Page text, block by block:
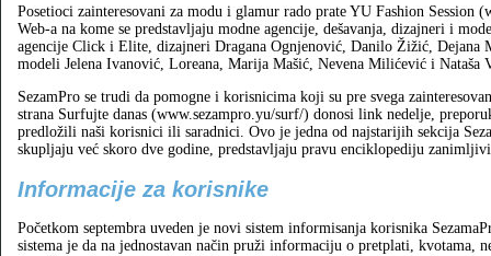
Posetioci zainteresovani za modu i glamur rado prate YU Fashion Session
Web-a na kome se predstavljaju modne agencije, dešavanja, dizajneri i
agencije Click i Elite, dizajneri Dragana Ognjenović, Danilo Žižić,
modeli Jelena Ivanović, Loreana, Marija Mašić, Nevena Milićević i Nataša
SezamPro se trudi da pomogne i korisnicima koji su pre svega
strana Surfujte danas (www.sezampro.yu/surf/) donosi link nedelje,
predložili naši korisnici ili saradnici. Ovo je jedna od najstarijih sekcija
skupljaju već skoro dve godine, predstavljaju pravu enciklopediju
Informacije za korisnike
Početkom septembra uveden je novi sistem informisanja korisnika
sistema je da na jednostavan način pruži informaciju o pretplati, kvotama,